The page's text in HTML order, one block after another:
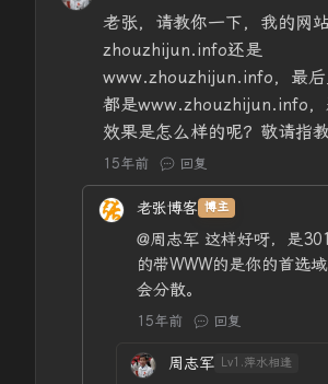
老张，请教你一下，我的网
zhouzhijun.info还是
www.zhouzhijun.info，最后
都是www.zhouzhijun.info，
效果是怎么样的呢？敬请指教
15年前 回复
老张博客 博主
@周志军 这样好呀，是
的带WWW的是你的首选
会分散。
15年前 回复
周志军 Lv1.萍水相逢